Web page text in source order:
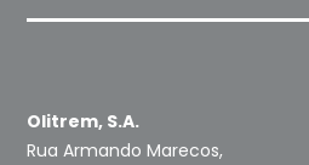
Olitrem, S.A.
Rua Armando Marecos,